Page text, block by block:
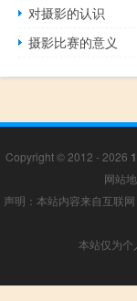
对摄影的认识
摄影比赛的意义
Copyright © 2012 - 2026
网站
声明：本站内容来自互联
本站仅为个